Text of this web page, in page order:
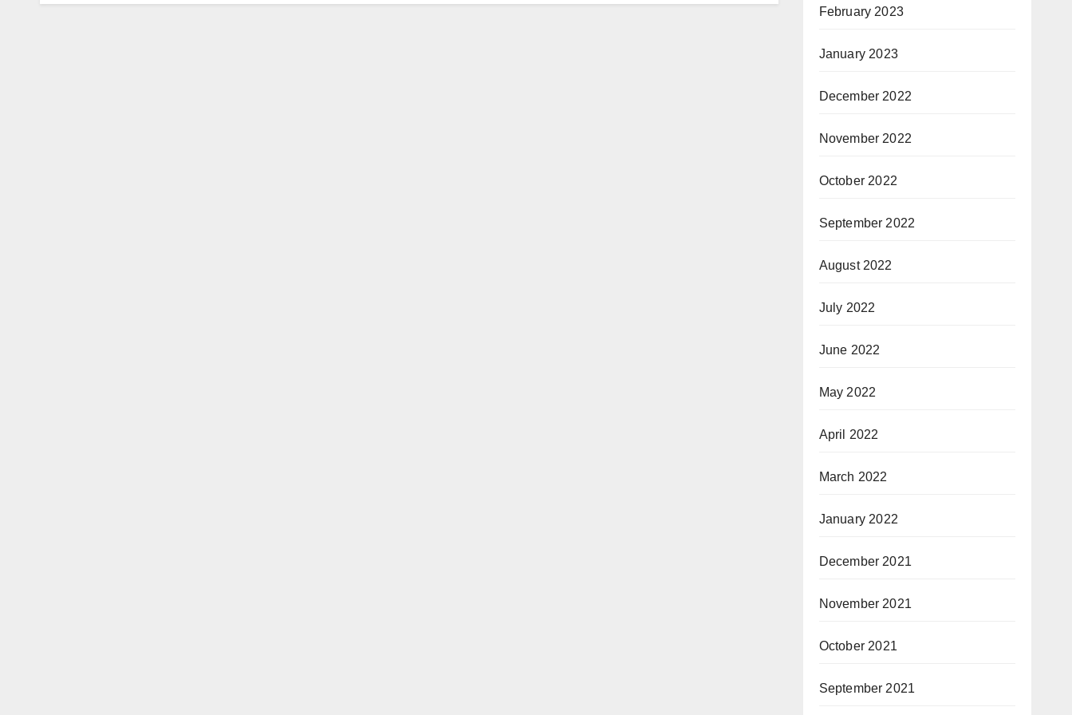
February 2023
January 2023
December 2022
November 2022
October 2022
September 2022
August 2022
July 2022
June 2022
May 2022
April 2022
March 2022
January 2022
December 2021
November 2021
October 2021
September 2021